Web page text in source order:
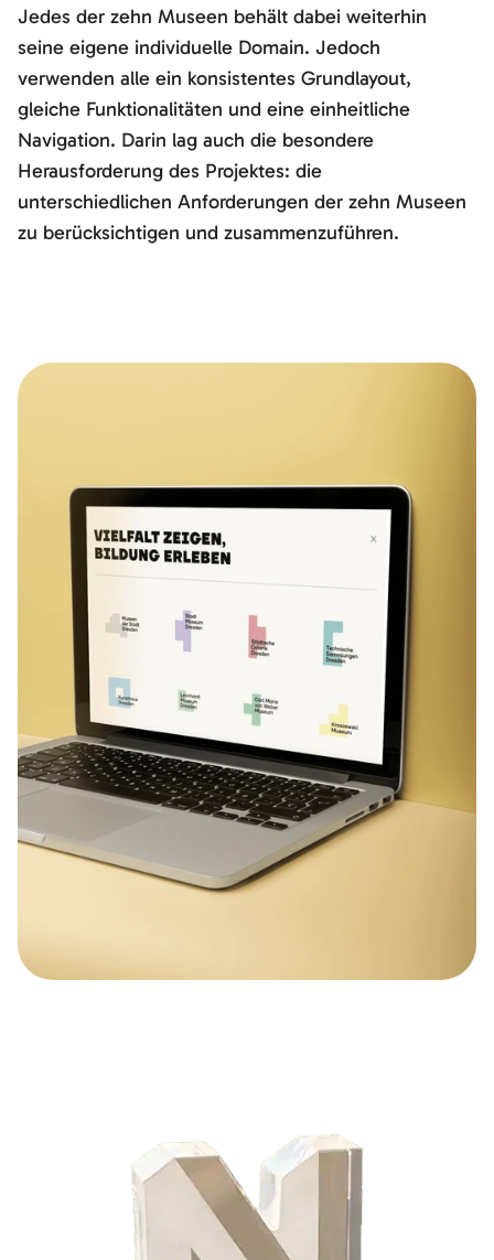
Jedes der zehn Museen behält dabei weiterhin
seine eigene individuelle Domain. Jedoch
verwenden alle ein konsistentes Grundlayout,
gleiche Funktionalitäten und eine einheitliche
Navigation. Darin lag auch die besondere
Herausforderung des Projektes: die
unterschiedlichen Anforderungen der zehn Museen
zu berücksichtigen und zusammenzuführen.